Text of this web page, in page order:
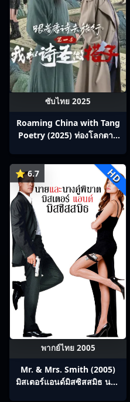
ซับไทย 2025
Roaming China with Tang
Poetry (2025) ท่องโลกตาม
⭐ 6.7 HD
พากย์ไทย 2005
Mr. & Mrs. Smith (2005)
มิสเตอร์แอนด์มิสซิสสมิธ นาย